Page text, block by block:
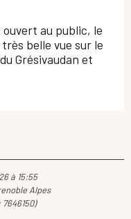
ouvert au public, le
belle vue sur le
Grésivaudan et
à 15:55
Alpes
7646150)